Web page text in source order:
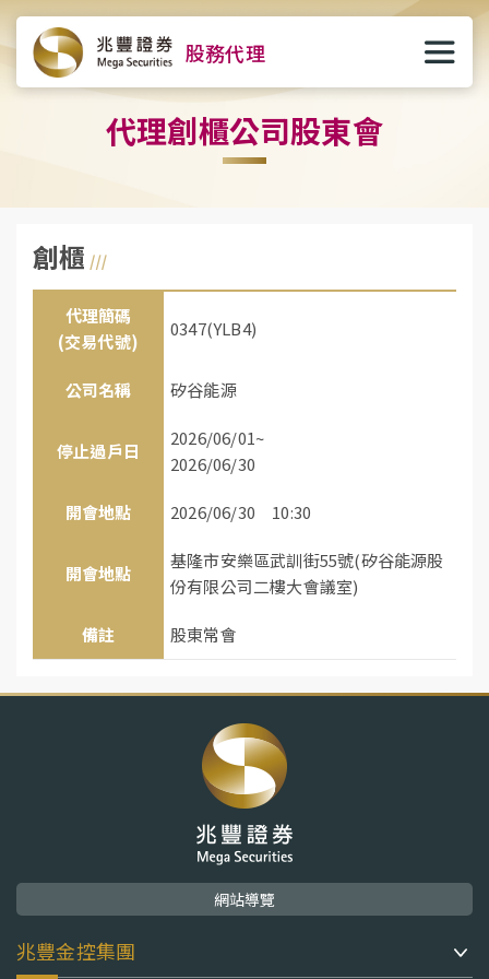
股務代理
代理創櫃公司股東會
創櫃
代理簡碼
(交易代號)
0347(YLB4)
公司名稱 矽谷能源
停止過戶日
2026/06/01~
2026/06/30
開會地點 2026/06/30 10:30
開會地點
基隆市安樂區武訓街55號(矽谷能源股
份有限公司二樓大會議室)
備註 股東常會
網站導覽
兆豐金控集團